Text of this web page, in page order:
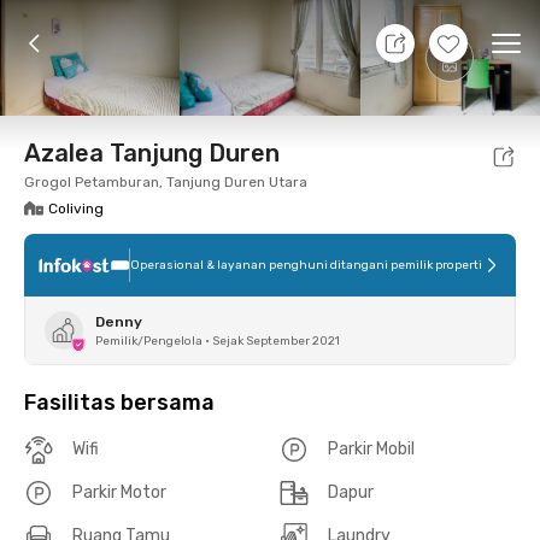
+3
Foto Fasilitas bersama Lokasi Kamar
Azalea Tanjung Duren
Grogol Petamburan, Tanjung Duren Utara
Coliving
Operasional & layanan penghuni ditangani pemilik properti
Denny
Pemilik/Pengelola • Sejak September 2021
Fasilitas bersama
Wifi Parkir Mobil
Parkir Motor Dapur
Ruang Tamu Laundry